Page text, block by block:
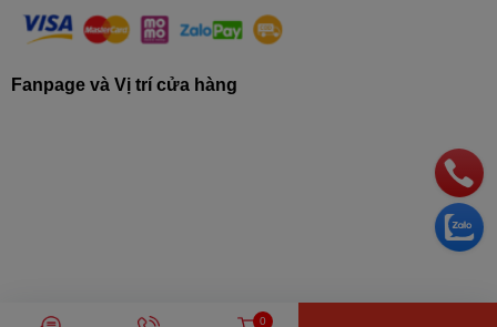
Fanpage và Vị trí cửa hàng
© Bản quyền thuộc về Siêu thị điện máy TRUNG THẢO
0